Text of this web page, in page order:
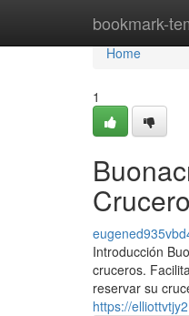
bookmark-
Home
Home
1
Introducción
cruceros.
reservar su
https://